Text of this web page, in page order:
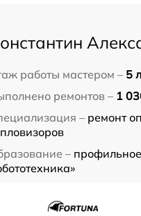
работы мастером – 5
ремонтов – 1
– ремонт
–